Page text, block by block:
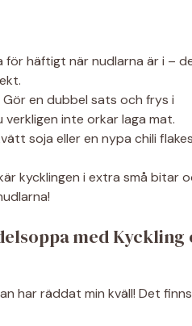
för häftigt när nudlarna är i –
en dubbel sats och frys i
inte orkar laga mat.
soja eller en nypa chili
kycklingen i extra små bitar
med Kyckling
har räddat min kväll! Det